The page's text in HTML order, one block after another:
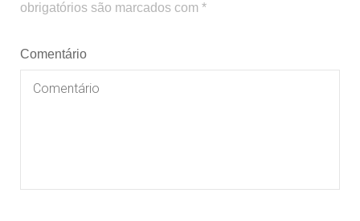
obrigatórios são marcados com *
Comentário